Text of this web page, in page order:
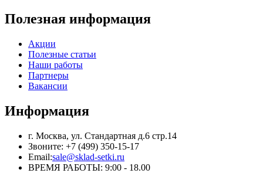
Полезная информация
Акции
Полезные статьи
Наши работы
Партнеры
Вакансии
Информация
г. Москва, ул. Стандартная д.6 cтр.14
Звоните: +7 (499) 350-15-17
Email:sale@sklad-setki.ru
ВРЕМЯ РАБОТЫ: 9:00 - 18.00